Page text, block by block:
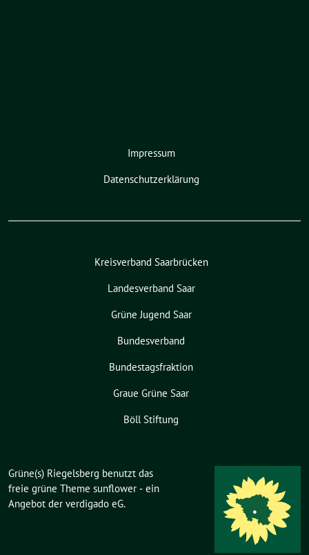
Impressum
Datenschutzerklärung
Kreisverband Saarbrücken
Landesverband Saar
Grüne Jugend Saar
Bundesverband
Bundestagsfraktion
Graue Grüne Saar
Böll Stiftung
Grüne(s) Riegelsberg benutzt das
freie grüne Theme sunflower ‐ ein
Angebot der verdigado eG.